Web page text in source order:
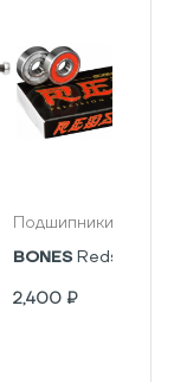
Подшипники
BONES Reds
2,400 ₽